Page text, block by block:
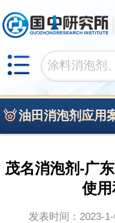
油田消泡剂应用
茂名消泡剂-广
使用
发表时间：2023-